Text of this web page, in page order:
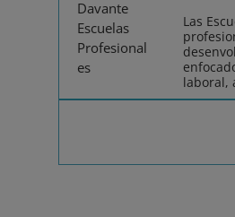
Las
laboral,